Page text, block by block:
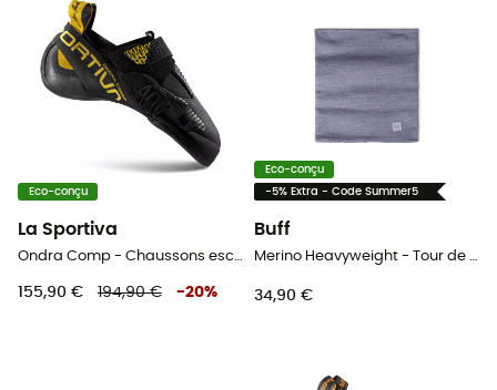
Eco-conçu
La Sportiva
Ondra Comp - Chaussons escalade
155,90 € 194,90 € -20%
Eco-conçu
-5% Extra - Code Summer5
Buff
Merino Heavyweight - Tour de cou
34,90 €